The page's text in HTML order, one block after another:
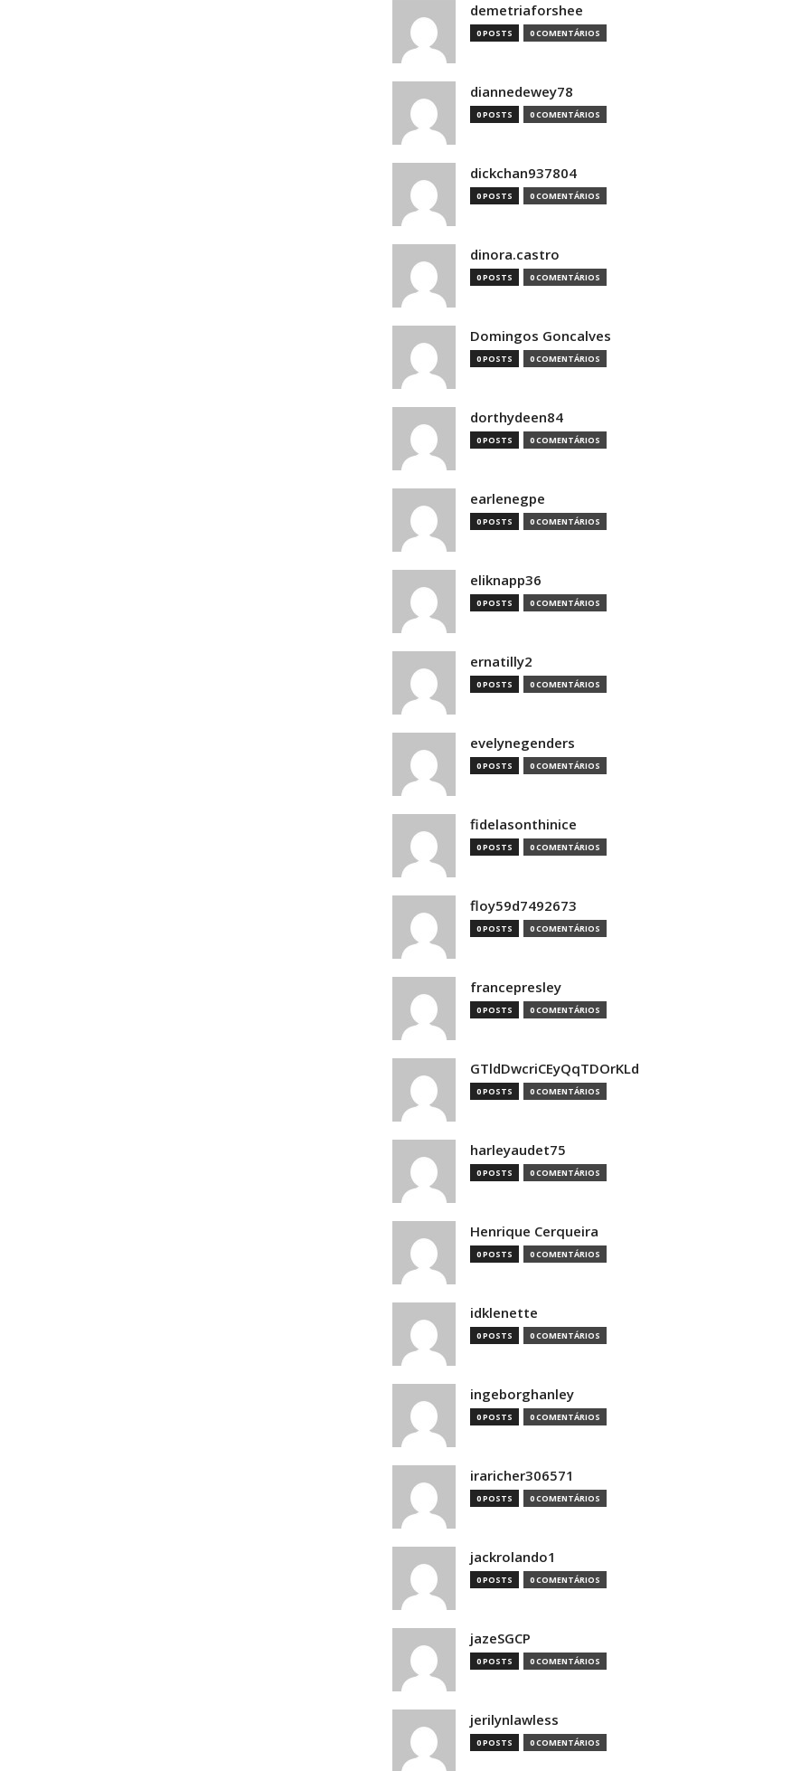
demetriaforshee
0 POSTS 0 COMENTÁRIOS
diannedewey78
0 POSTS 0 COMENTÁRIOS
dickchan937804
0 POSTS 0 COMENTÁRIOS
dinora.castro
0 POSTS 0 COMENTÁRIOS
Domingos Goncalves
0 POSTS 0 COMENTÁRIOS
dorthydeen84
0 POSTS 0 COMENTÁRIOS
earlenegpe
0 POSTS 0 COMENTÁRIOS
eliknapp36
0 POSTS 0 COMENTÁRIOS
ernatilly2
0 POSTS 0 COMENTÁRIOS
evelynegenders
0 POSTS 0 COMENTÁRIOS
fidelasonthinice
0 POSTS 0 COMENTÁRIOS
floy59d7492673
0 POSTS 0 COMENTÁRIOS
francepresley
0 POSTS 0 COMENTÁRIOS
GTldDwcriCEyQqTDOrKLd
0 POSTS 0 COMENTÁRIOS
harleyaudet75
0 POSTS 0 COMENTÁRIOS
Henrique Cerqueira
0 POSTS 0 COMENTÁRIOS
idklenette
0 POSTS 0 COMENTÁRIOS
ingeborghanley
0 POSTS 0 COMENTÁRIOS
iraricher306571
0 POSTS 0 COMENTÁRIOS
jackrolando1
0 POSTS 0 COMENTÁRIOS
jazeSGCP
0 POSTS 0 COMENTÁRIOS
jerilynlawless
0 POSTS 0 COMENTÁRIOS